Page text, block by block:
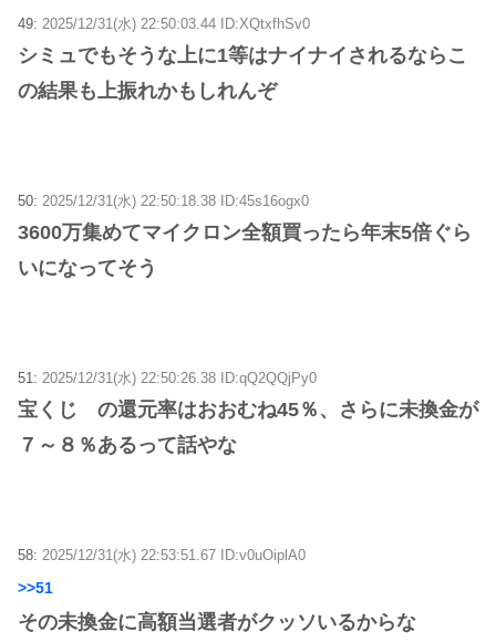
49: 2025/12/31(水) 22:50:03.44 ID:XQtxfhSv0
シミュでもそうな上に1等はナイナイされるならこ
の結果も上振れかもしれんぞ
50: 2025/12/31(水) 22:50:18.38 ID:45s16ogx0
3600万集めてマイクロン全額買ったら年末5倍ぐら
いになってそう
51: 2025/12/31(水) 22:50:26.38 ID:qQ2QQjPy0
宝くじ の還元率はおおむね45％、さらに未換金が
７～８％あるって話やな
58: 2025/12/31(水) 22:53:51.67 ID:v0uOiplA0
>>51
その未換金に高額当選者がクッソいるからな